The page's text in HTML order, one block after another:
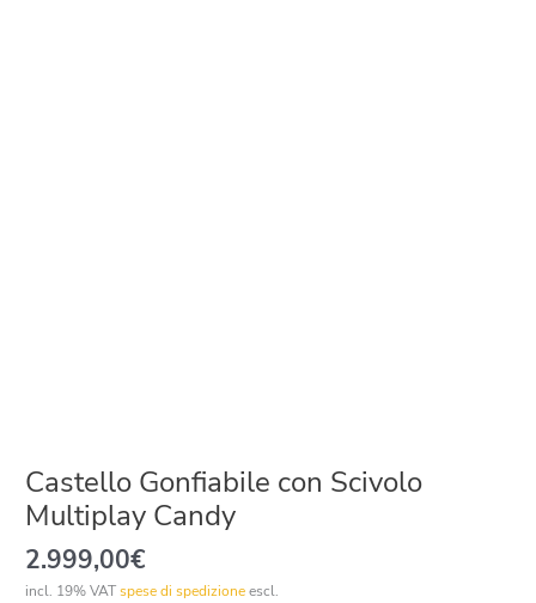
Castello Gonfiabile con Scivolo
Multiplay Candy
2.999,00€
incl. 19% VATspese di spedizioneescl.